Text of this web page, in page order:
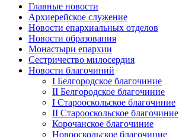
Главные новости
Архиерейское служение
Новости епархиальных отделов
Новости образования
Монастыри епархии
Сестричество милосердия
Новости благочиний
I Белгородское благочиние
II Белгородское благочиние
I Старооскольское благочиние
II Старооскольское благочиние
Корочанское благочиние
Новооскольское благочиние